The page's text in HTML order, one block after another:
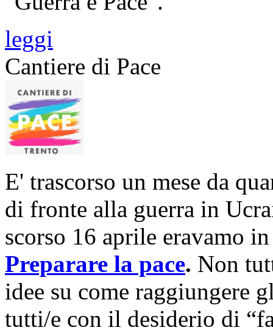
leggi
Cantiere di Pace
E' trascorso un mese da
di fronte alla guerra in
scorso 16 aprile eravamo
Preparare la pace. Non
idee su come raggiungere
tutti/e con il desiderio di